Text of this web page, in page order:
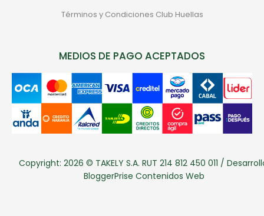
Términos y Condiciones Club Huellas
MEDIOS DE PAGO ACEPTADOS
Copyright: 2026 © TAKELY S.A. RUT 214 812 450 011 /
BloggerPrise Contenidos Web